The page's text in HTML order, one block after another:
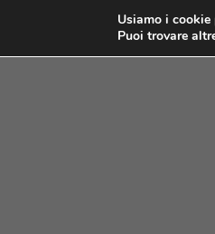
Usiamo i
Puoi trovare